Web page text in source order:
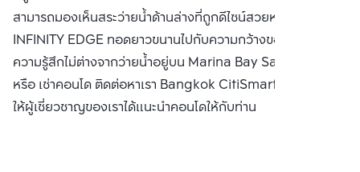
สามารถมองเห็นสระว่ายน้ำด้านล่างที่ถูกดีไซน์สวยหรู แบบ
INFINITY EDGE ทอดยาวขนานไปกับความกว้างของอาคาร ให้
ความรู้สึกไม่ต่างจากว่ายน้ำอยู่บน Marina Bay Sands ซื้อ ขาย
หรือ เช่าคอนโด ติดต่อหาเรา Bangkok CitiSmart ได้ทันที เพื่อ
ให้ผู้เชี่ยวชาญของเราได้แนะนำคอนโดให้กับท่าน